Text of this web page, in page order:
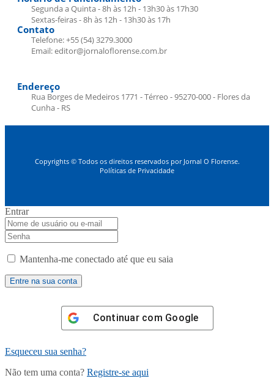
Segunda a Quinta - 8h às 12h - 13h30 às 17h30
Sextas-feiras - 8h às 12h - 13h30 às 17h
Contato
Telefone: +55 (54) 3279.3000
Email: editor@jornaloflorense.com.br
Endereço
Rua Borges de Medeiros 1771 - Térreo - 95270-000 - Flores da
Cunha - RS
Copyrights © Todos os direitos reservados por Jornal O Florense.
Políticas de Privacidade
Entrar
Mantenha-me conectado até que eu saia
Continuar com Google
Esqueceu sua senha?
Não tem uma conta? Registre-se aqui